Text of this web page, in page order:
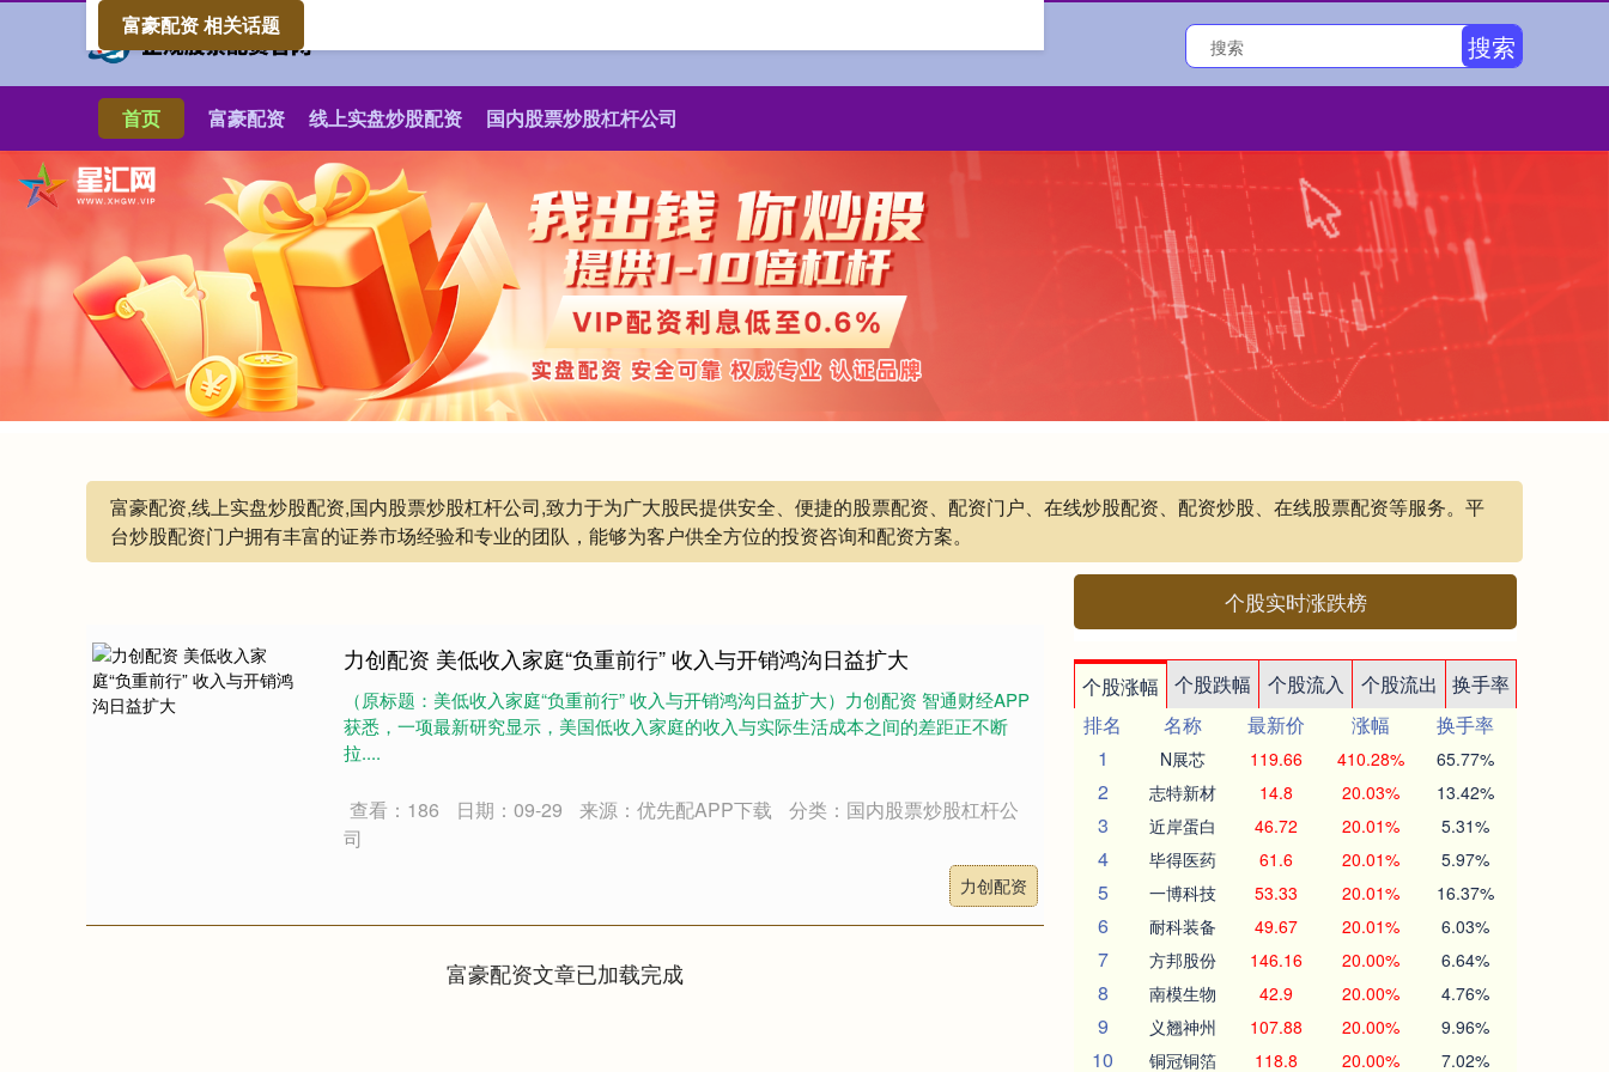
搜索
首页 富豪配资 线上实盘炒股配资 国内股票炒股杠杆公司
富豪配资,线上实盘炒股配资,国内股票炒股杠杆公司,致力于为广大股民提供安全、便捷的股票配资、配资门户、在线炒股配资、配资炒股、在线股票配资等服务。平
台炒股配资门户拥有丰富的证券市场经验和专业的团队，能够为客户供全方位的投资咨询和配资方案。
富豪配资 相关话题
力创配资 美低收入家庭“负重前行” 收入与开销鸿沟日益扩大
（原标题：美低收入家庭“负重前行” 收入与开销鸿沟日益扩大）力创配资 智通财经APP
获悉，一项最新研究显示，美国低收入家庭的收入与实际生活成本之间的差距正不断
拉....
查看：186 日期：09-29 来源：优先配APP下载
分类：国内股票炒股杠杆公
司
力创配资
富豪配资文章已加载完成
个股实时涨跌榜
个股涨幅 个股跌幅 个股流入 个股流出
换手率
排名
名称 最新价 涨幅
换手率
1
N展芯 119.66 410.28% 65.77%
2 志特新材 14.8 20.03% 13.42%
3 近岸蛋白 46.72 20.01% 5.31%
4 毕得医药 61.6 20.01% 5.97%
5 一博科技 53.33 20.01% 16.37%
6 耐科装备 49.67 20.01% 6.03%
7 方邦股份 146.16 20.00% 6.64%
8 南模生物 42.9 20.00% 4.76%
9 义翘神州 107.88 20.00% 9.96%
10 铜冠铜箔 118.8 20.00% 7.02%